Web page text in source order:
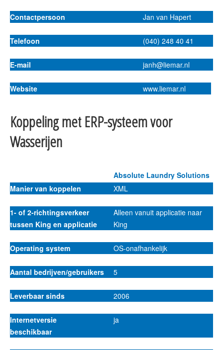
Contactpersoon Jan van Hapert
Telefoon (040) 248 40 41
E-mail janh@liemar.nl
Website www.liemar.nl
Koppeling met ERP-systeem voor
Wasserijen
Absolute Laundry Solutions
Manier van koppelen
XML
1- of 2-richtingsverkeer
tussen King en applicatie
Alleen vanuit applicatie naar
King
Operating system OS-onafhankelijk
Aantal bedrijven/gebruikers 5
Leverbaar sinds 2006
Internetversie
beschikbaar
ja